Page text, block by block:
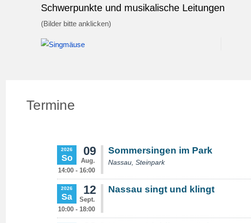
Schwerpunkte und musikalische Leitungen
(Bilder bitte anklicken)
Termine